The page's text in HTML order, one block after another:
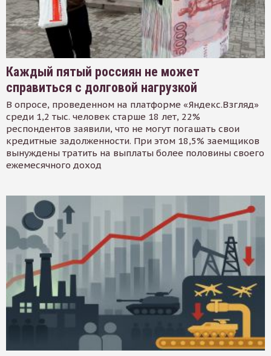
Каждый пятый россиян не может
справиться с долговой нагрузкой
В опросе, проведенном на платформе «Яндекс.Взгляд»
среди 1,2 тыс. человек старше 18 лет, 22%
респондентов заявили, что не могут погашать свои
кредитные задолженности. При этом 18,5% заемщиков
вынуждены тратить на выплаты более половины своего
ежемесячного доход